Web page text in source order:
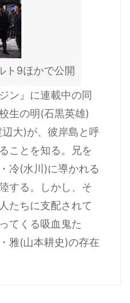
ト9ほかで公開
ン』に連載中の同
生の明(石黒英雄)
大)が、彼岸島と呼
ことを知る。兄を
冷(水川)に導かれる
する。しかし、そ
たちに支配されて
てくる吸血鬼た
雅(山本耕史)の存在